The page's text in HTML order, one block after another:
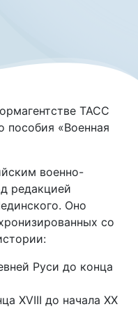
ТАСС
пособия «Военная
военно-
редакцией
Оно
со
Руси до конца
XVIII до начала XX